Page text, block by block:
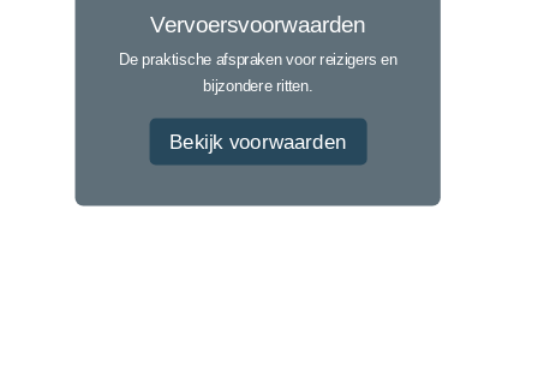
Vervoersvoorwaarden
De praktische afspraken voor reizigers en
bijzondere ritten.
Bekijk voorwaarden